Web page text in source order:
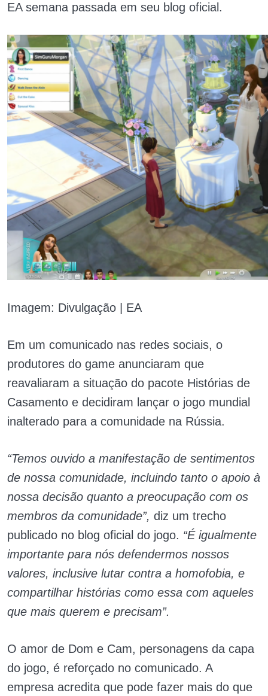
EA semana passada em seu blog oficial.
Imagem: Divulgação | EA
Em um comunicado nas redes sociais, o
produtores do game anunciaram que
reavaliaram a situação do pacote Histórias de
Casamento e decidiram lançar o jogo mundial
inalterado para a comunidade na Rússia.
“Temos ouvido a manifestação de sentimentos
de nossa comunidade, incluindo tanto o apoio à
nossa decisão quanto a preocupação com os
membros da comunidade”, diz um trecho
publicado no blog oficial do jogo. “É igualmente
importante para nós defendermos nossos
valores, inclusive lutar contra a homofobia, e
compartilhar histórias como essa com aqueles
que mais querem e precisam”.
O amor de Dom e Cam, personagens da capa
do jogo, é reforçado no comunicado. A
empresa acredita que pode fazer mais do que